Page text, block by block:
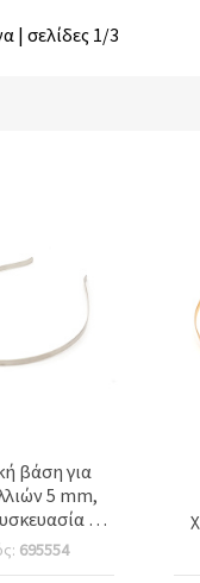
| σελίδες 1/3
βάση για
5 mm,
5
695554